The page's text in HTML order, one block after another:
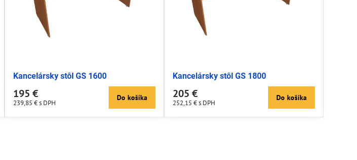
Kancelársky stôl GS 1600
195 €
239,85 €s DPH
Do košíka
Kancelársky stôl GS 1800
205 €
252,15 €s DPH
Do košíka